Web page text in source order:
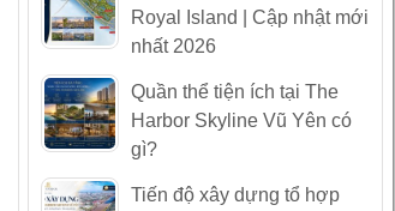
Royal Island | Cập nhật mới
nhất 2026
Quần thể tiện ích tại The
Harbor Skyline Vũ Yên có
gì?
Tiến độ xây dựng tổ hợp